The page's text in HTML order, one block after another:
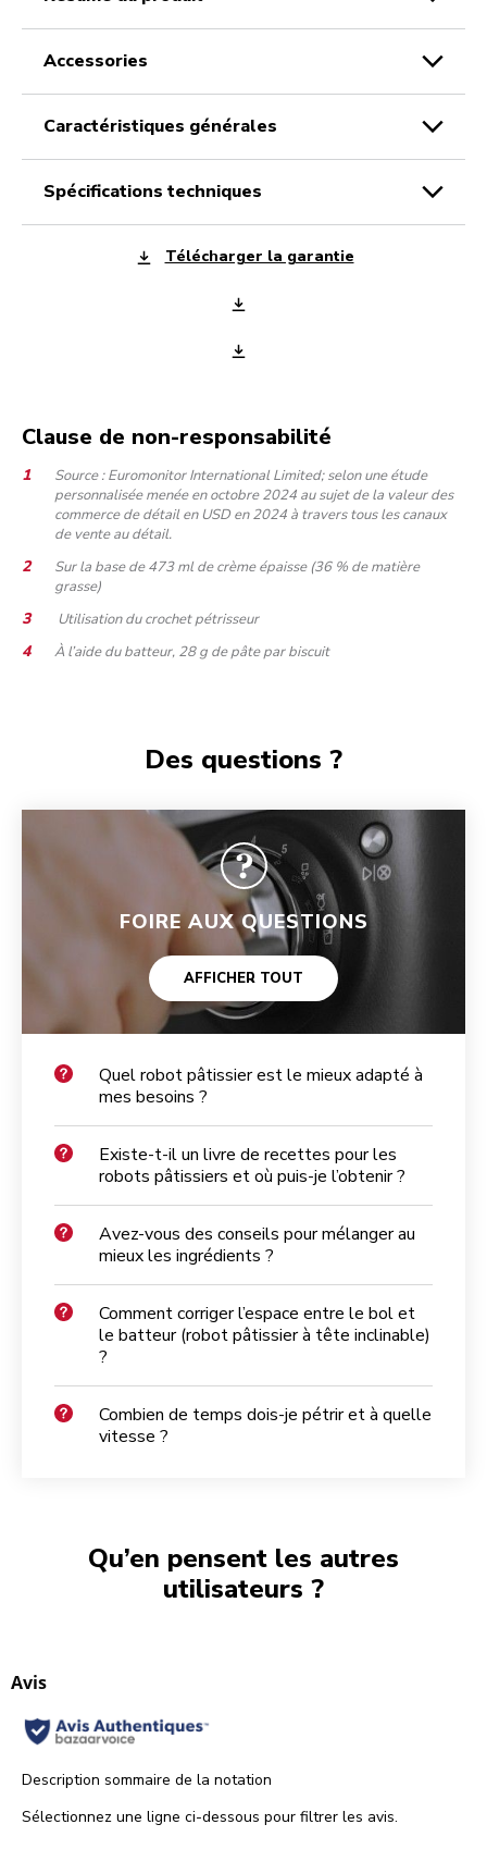
accessories
caractéristiques générales
spécifications techniques
Télécharger la garantie
Clause de non-responsabilité
Source : Euromonitor International Limited; selon une étude
personnalisée menée en octobre 2024 au sujet de la valeur des
commerce de détail en USD en 2024 à travers tous les canaux
de vente au détail.
Sur la base de 473 ml de crème épaisse (36 % de matière
grasse)
Utilisation du crochet pétrisseur
À l’aide du batteur, 28 g de pâte par biscuit
Des questions ?
FOIRE AUX QUESTIONS
AFFICHER TOUT
Quel robot pâtissier est le mieux adapté à
mes besoins ?
Existe-t-il un livre de recettes pour les
robots pâtissiers et où puis-je l’obtenir ?
Avez-vous des conseils pour mélanger au
mieux les ingrédients ?
Comment corriger l’espace entre le bol et
le batteur (robot pâtissier à tête inclinable)
?
Combien de temps dois-je pétrir et à quelle
vitesse ?
Qu’en pensent les autres
utilisateurs ?